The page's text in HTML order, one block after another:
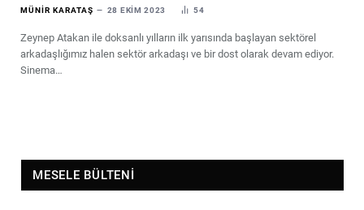
MÜNIR KARATAŞ 28 EKIM 2023 54
Zeynep Atakan ile doksanlı yılların ilk yarısında başlayan sektörel
arkadaşlığımız halen sektör arkadaşı ve bir dost olarak devam ediyor.
Sinema…
MESELE BÜLTENI